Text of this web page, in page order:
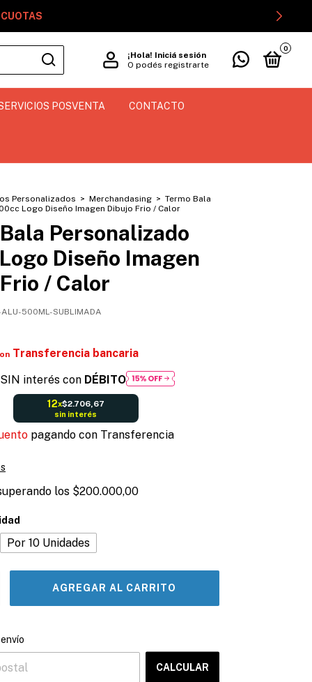
¡Hola! Iniciá sesión
O podés registrarte
0
POSVENTA CONTACTO
Personalizados > Merchandasing > Termo Bala
Logo Diseño Imagen Dibujo Frio / Calor
Personalizado
Diseño Imagen
/ Calor
ALU-500ML-SUBLIMADA
Transferencia bancaria
interés con DÉBITO
12x$2.706,67
sin interés
pagando con Transferencia
los $200.000,00
Por 10 Unidades
CP:
CALCULAR